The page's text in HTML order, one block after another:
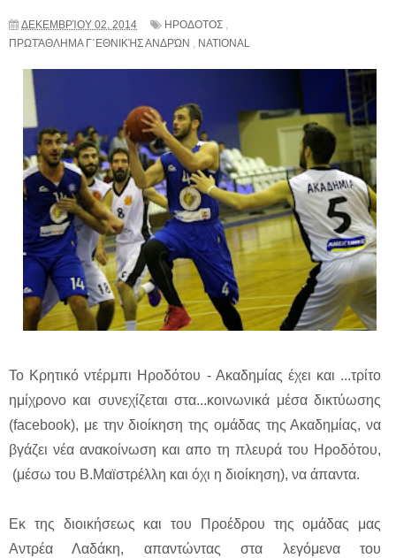
ΔΕΚΕΜΒΡΊΟΥ 02, 2014 ΗΡΟΔΟΤΟΣ ,
ΠΡΩΤΆΘΛΗΜΑ Γ΄ΕΘΝΙΚΉΣ ΑΝΔΡΏΝ , NATIONAL
Το Κρητικό ντέρμπι Ηροδότου - Ακαδημίας έχει και ...τρίτο
ημίχρονο και συνεχίζεται στα...κοινωνικά μέσα δικτύωσης
(facebook), με την διοίκηση της ομάδας της Ακαδημίας, να
βγάζει νέα ανακοίνωση και απο τη πλευρά του Ηροδότου,
(μέσω του Β.Μαϊστρέλλη και όχι η διοίκηση), να άπαντα.
Εκ της διοικήσεως και του Προέδρου της ομάδας μας
Αντρέα Λαδάκη, απαντώντας στα λεγόμενα του